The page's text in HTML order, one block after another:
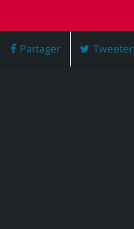
Partager Tweeter